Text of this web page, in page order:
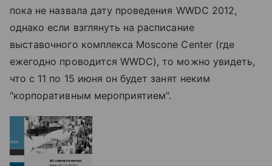
пока не назвала дату проведения WWDC 2012,
однако если взглянуть на расписание
выставочного комплекса Moscone Center (где
ежегодно проводится WWDC), то можно увидеть,
что с 11 по 15 июня он будет занят неким
"корпоративным мероприятием".